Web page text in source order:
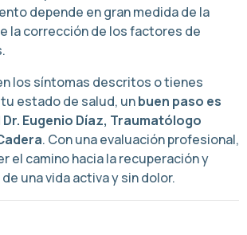
depende en gran medida de la
la corrección de los factores de
los síntomas descritos o tienes
estado de salud, unbuen paso es
Eugenio Díaz, Traumatólogo
. Con una evaluación profesional,
el camino hacia la recuperación y
una vida activa y sin dolor.